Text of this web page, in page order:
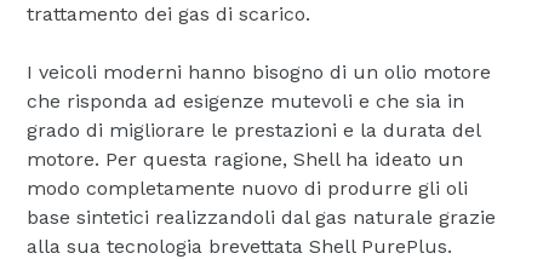
trattamento dei gas di scarico.
I veicoli moderni hanno bisogno di un olio motore
che risponda ad esigenze mutevoli e che sia in
grado di migliorare le prestazioni e la durata del
motore. Per questa ragione, Shell ha ideato un
modo completamente nuovo di produrre gli oli
base sintetici realizzandoli dal gas naturale grazie
alla sua tecnologia brevettata Shell PurePlus.